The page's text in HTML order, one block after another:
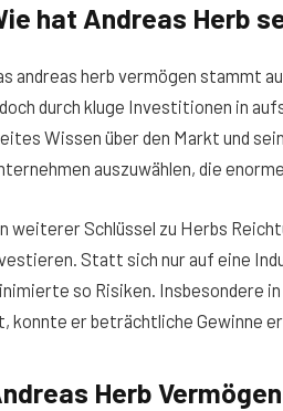
hat Andreas Herb
andreas herb vermögen stammt
durch kluge Investitionen in
Wissen über den Markt und
auszuwählen, die
weiterer Schlüssel zu Herbs
Statt sich nur auf eine
so Risiken. Insbesondere
konnte er beträchtliche Gewinne
Herb